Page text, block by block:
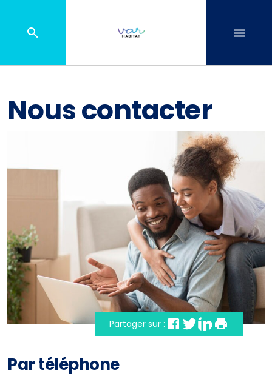
Nous contacter
Partager sur :
Par téléphone